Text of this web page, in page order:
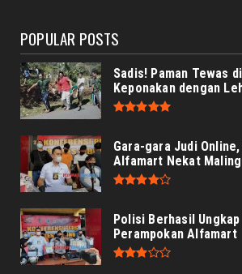
POPULAR POSTS
Sadis! Paman Tewas
Keponakan dengan
Gara-gara Judi
Alfamart Nekat
Polisi Berhasil Ungkap
Perampokan Alfamart